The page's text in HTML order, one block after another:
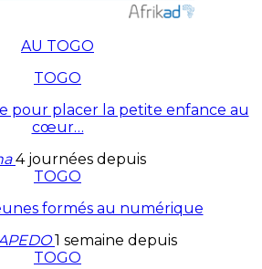
AU TOGO
TOGO
pour placer la petite enfance au
cœur…
4 journées depuis
TOGO
formés au numérique
1 semaine depuis
TOGO